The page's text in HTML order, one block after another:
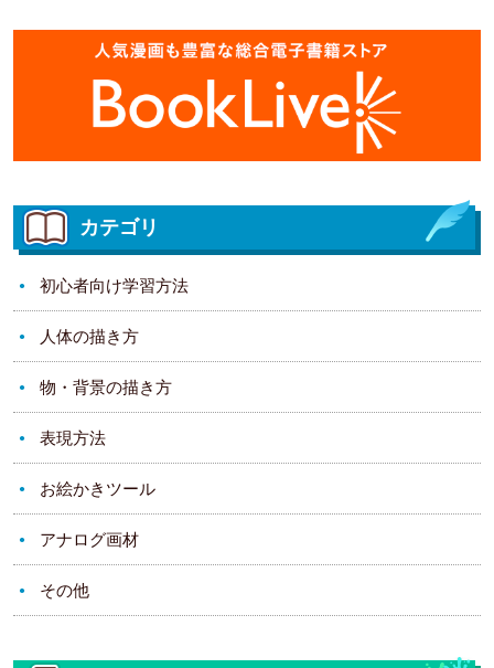
カテゴリ
初心者向け学習方法
人体の描き方
物・背景の描き方
表現方法
お絵かきツール
アナログ画材
その他